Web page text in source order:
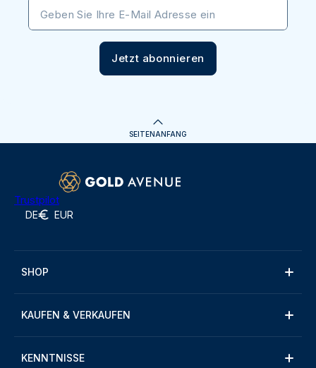
Geben Sie Ihre E-Mail Adresse ein
Jetzt abonnieren
SEITENANFANG
Trustpilot
DE EUR
SHOP
KAUFEN & VERKAUFEN
KENNTNISSE